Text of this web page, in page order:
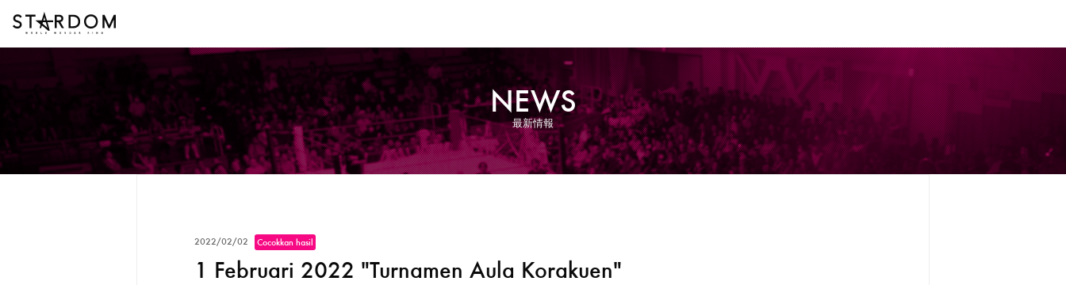
NEWS
最新情報
2022/02/02 Cocokkan hasil
1 Februari 2022 "Turnamen Aula Korakuen"